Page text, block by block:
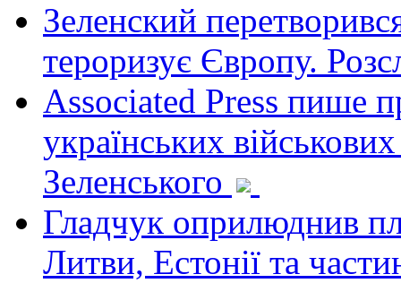
Зеленский
тероризує Європу.
Associated Press пише
українських
Зеленського
Гладчук оприлюднив
Литви, Естонії та